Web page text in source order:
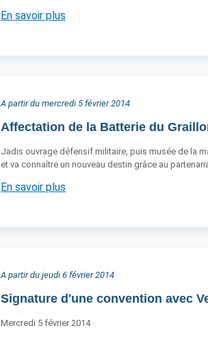
En savoir plus
A partir du mercredi 5 février 2014
Affectation de la Batterie du
Jadis ouvrage défensif militaire, puis musée de la
et va connaître un nouveau destin grâce au
En savoir plus
A partir du jeudi 6 février 2014
Signature d'une convention avec
Mercredi 5 février 2014